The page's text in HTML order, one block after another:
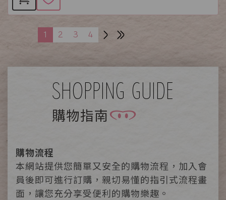
1 2 3 4
SHOPPING GUIDE
購物指南
購物流程
本網站提供您簡單又安全的購物流程，加入會
員後即可進行訂購，親切易懂的指引式流程畫
面，讓您充分享受便利的購物樂趣。